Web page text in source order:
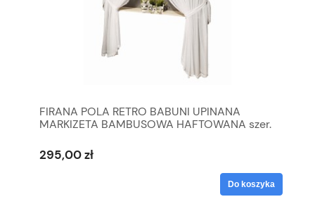
FIRANA POLA RETRO BABUNI UPINANA
MARKIZETA BAMBUSOWA HAFTOWANA szer.
295,00 zł
Do koszyka